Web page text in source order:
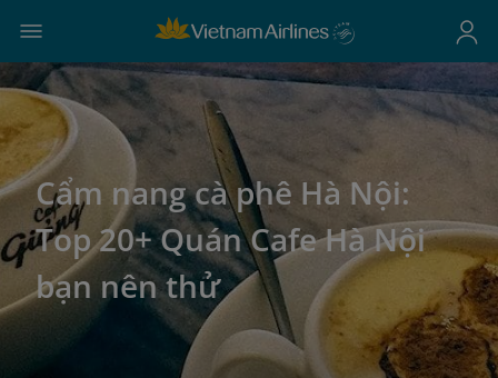
Cẩm nang cà phê Hà Nội:
Top 20+ Quán Cafe Hà Nội
bạn nên thử